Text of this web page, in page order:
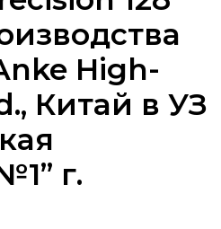
High-
Китай в УЗ
г.